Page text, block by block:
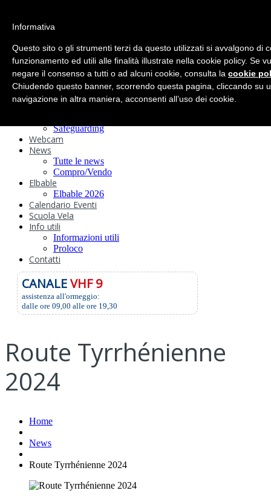
Circolo
Statuto e
Regolamenti
Storia
Ormeggi
Safeguarding
Webcam
News
Tutte le news
Compro/Vendo
Elbable
Elbable 2026
Calendario Eventi
Scuola Vela
Info utili
Informazioni utili
Proloco
Contatti
CANALEVHF 9
assistenza all'ormeggio:
dalle ore 09,00 alle ore 19,30
Route Tyrrhénienne
2024
Home
News
Route Tyrrhénienne 2024
Informativa
Questo sito o gli strumenti terzi da questo utilizzati si avvalgono di
funzionamento ed utili alle finalità illustrate nella cookie policy. Se
negare il consenso a tutti o ad alcuni cookie, consulta la cookie
Chiudendo questo banner, scorrendo questa pagina, cliccando su
navigazione in altra maniera, acconsenti all’uso dei cookie.